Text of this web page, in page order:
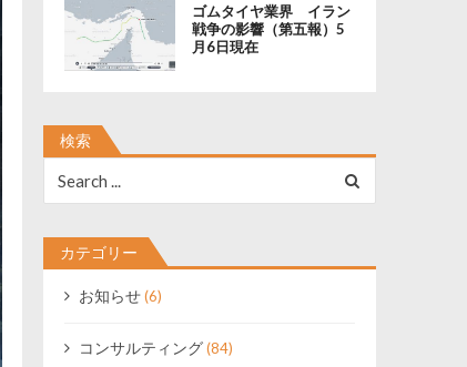
ゴムタイヤ業界 イラン
戦争の影響（第五報）5
月6日現在
検索
for:
カテゴリー
お知らせ(6)
コンサルティング(84)